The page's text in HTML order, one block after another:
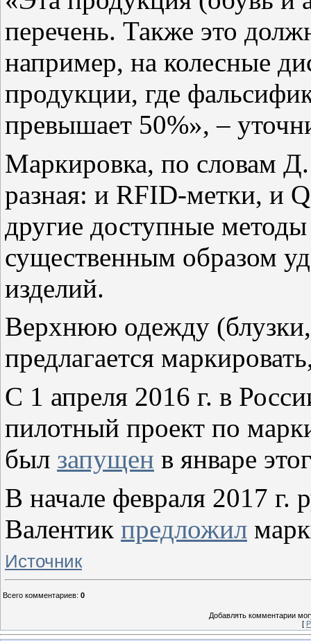
перечень. Также это
например, на колесные
продукции, где
превышает 50%», –
Маркировка, по словам
разная: и RFID-метки, и
другие доступные
существенным образом
изделий.
Верхнюю одежду
предлагается
С 1 апреля 2016 г. в
пилотный проект по
был запущен в январе
В начале февраля 2017 г.
Валентик предложил
Источник
Всего комментариев: 0
Добавлять комментарии
[